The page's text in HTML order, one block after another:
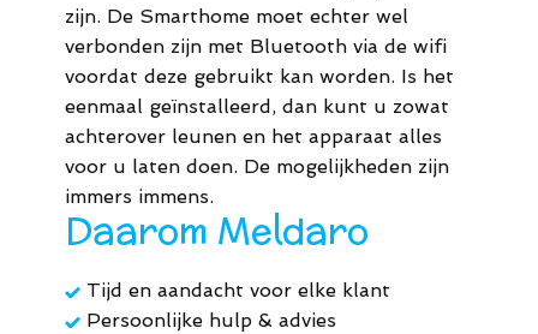
zijn. De Smarthome moet echter wel
verbonden zijn met Bluetooth via de wifi
voordat deze gebruikt kan worden. Is het
eenmaal geïnstalleerd, dan kunt u zowat
achterover leunen en het apparaat alles
voor u laten doen. De mogelijkheden zijn
immers immens.
Daarom Meldaro
Tijd en aandacht voor elke klant
Persoonlijke hulp & advies